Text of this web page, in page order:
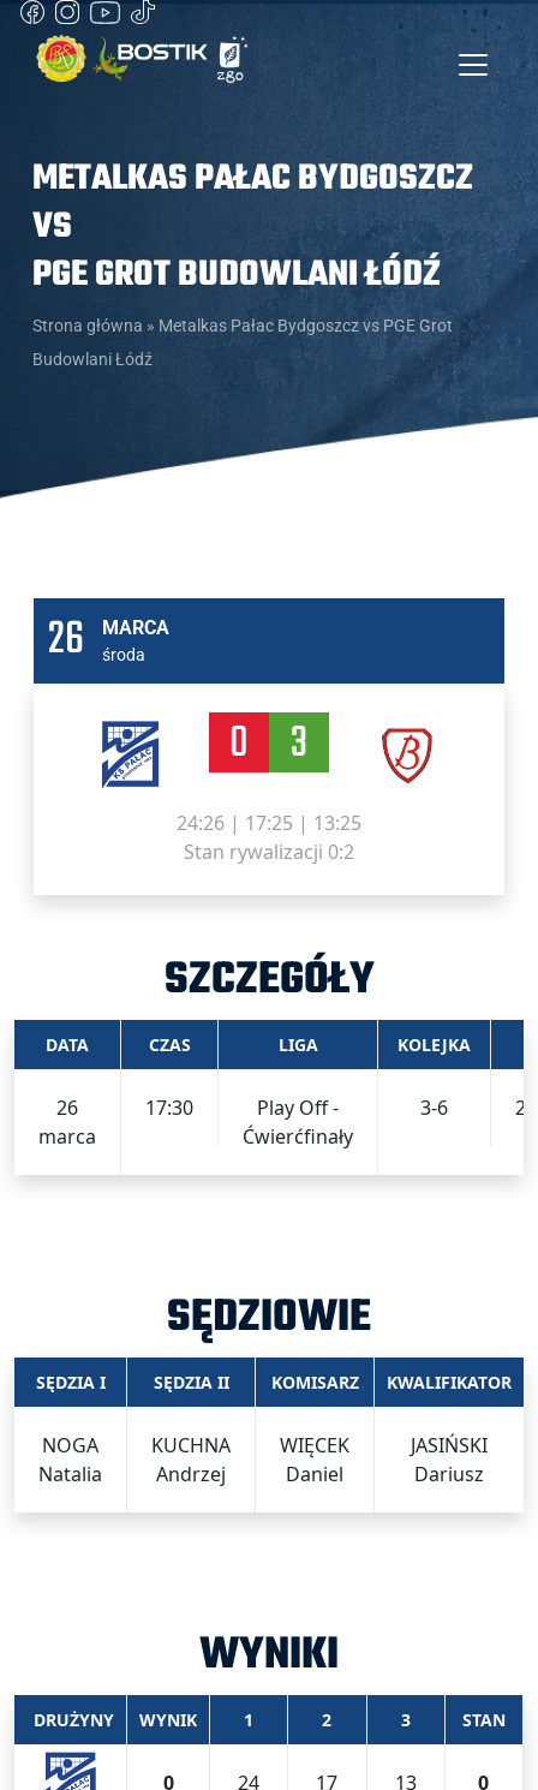
METALKAS PAŁAC BYDGOSZCZ
VS
PGE GROT BUDOWLANI ŁÓDŹ
Strona główna » Metalkas Pałac Bydgoszcz vs PGE Grot
Budowlani Łódź
26 MARCA
środa
0 3
24:26 | 17:25 | 13:25
Stan rywalizacji 0:2
SZCZEGÓŁY
DATA
26
marca
CZAS
17:30
LIGA
Play Off -
Ćwierćfinały
KOLEJKA
3-6
SĘDZIOWIE
SĘDZIA I
NOGA
Natalia
SĘDZIA II
KUCHNA
Andrzej
KOMISARZ
WIĘCEK
Daniel
KWALIFIKATOR
JASIŃSKI
Dariusz
WYNIKI
DRUŻYNY WYNIK
0
1
24
2
17
3
13
STAN
0